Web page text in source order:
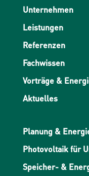
Unternehmen
Leistungen
Referenzen
Fachwissen
Vorträge &
Aktuelles
Planung &
Photovoltaik für
Speicher- &